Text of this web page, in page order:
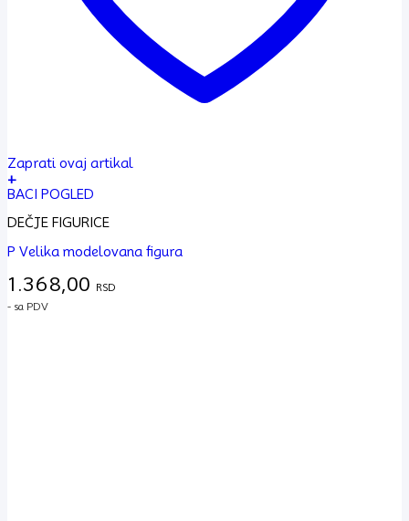
Zaprati ovaj artikal
+
BACI POGLED
DEČJE FIGURICE
P Velika modelovana figura
1.368,00 RSD
- sa PDV